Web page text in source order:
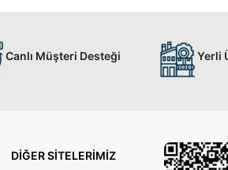
Canlı Müşteri Desteği Yerli
DIĞER SITELERIMIZ